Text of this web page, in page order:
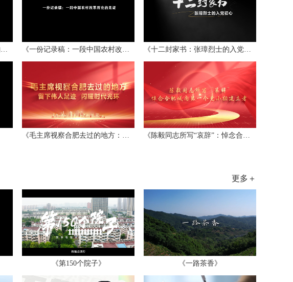
《许传典的一封信：一百年前的革命星火》 《一份记录稿：一段中国农村改革历史的见... 《十二封家书：张璋烈士的入党初心》
《毛主席视察合肥去过的地方：留下伟人足... 《陈毅同志所写“哀辞”：悼念合肥城内第...
更多＋
《第150个院子》 《一路茶香》